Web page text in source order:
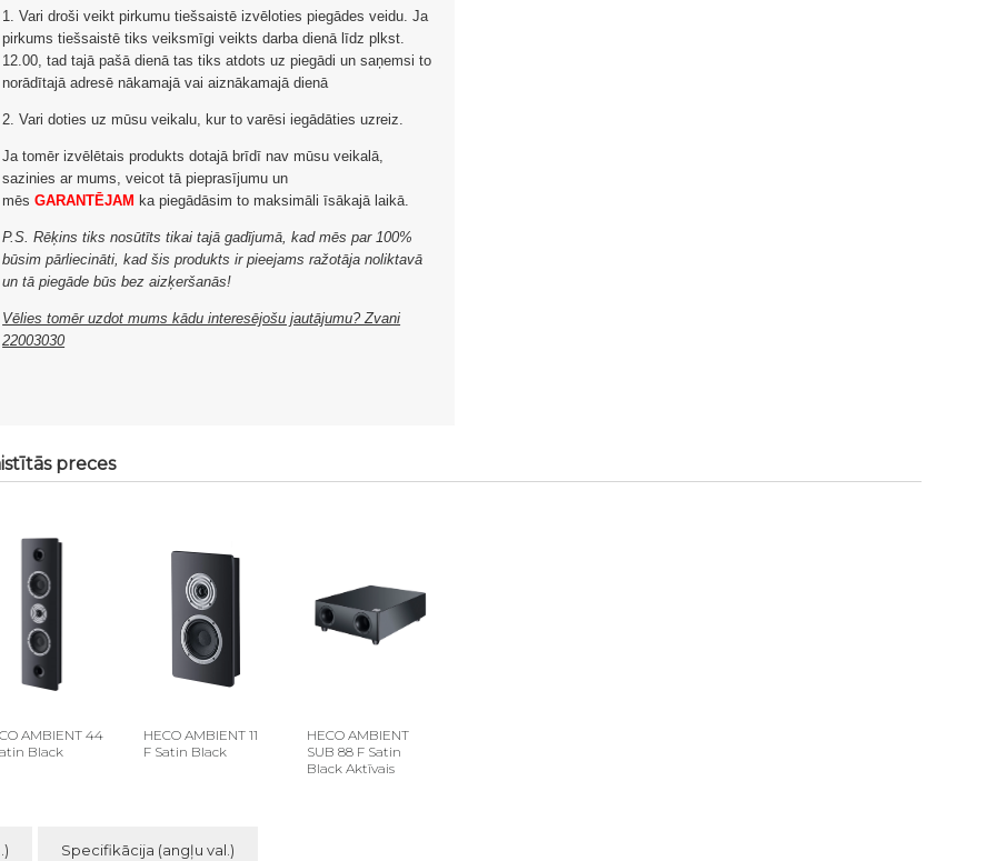
1. Vari droši veikt pirkumu tiešsaistē izvēloties piegādes veidu. Ja
pirkums tiešsaistē tiks veiksmīgi veikts darba dienā līdz plkst.
12.00, tad tajā pašā dienā tas tiks atdots uz piegādi un saņemsi to
norādītajā adresē nākamajā vai aiznākamajā dienā
2. Vari doties uz mūsu veikalu, kur to varēsi iegādāties uzreiz.
Ja tomēr izvēlētais produkts dotajā brīdī nav mūsu veikalā,
sazinies ar mums, veicot tā pieprasījumu un
mēsGARANTĒJAM ka piegādāsim to maksimāli īsākajā laikā.
P.S. Rēķins tiks nosūtīts tikai tajā gadījumā, kad mēs par 100%
būsim pārliecināti, kad šis produkts ir pieejams ražotāja noliktavā
un tā piegāde būs bez aizķeršanās!
Vēlies tomēr uzdot mums kādu interesējošu jautājumu? Zvani
22003030
preces
AMBIENT 44
Black
HECO AMBIENT 11
F Satin Black
HECO AMBIENT
SUB 88 F Satin
Black Aktīvais
Specifikācija (angļu val.)